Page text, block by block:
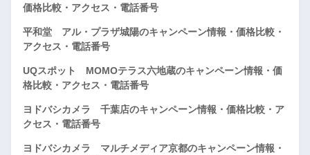
価格比較・アクセス・電話番号
平和堂 アル・プラザ城陽のキャンペーン情報・価格比較・
アクセス・電話番号
UQスポット MOMOテラス六地蔵のキャンペーン情報・価
格比較・アクセス・電話番号
ヨドバシカメラ 千葉店のキャンペーン情報・価格比較・ア
クセス・電話番号
ヨドバシカメラ マルチメディア京都のキャンペーン情報・